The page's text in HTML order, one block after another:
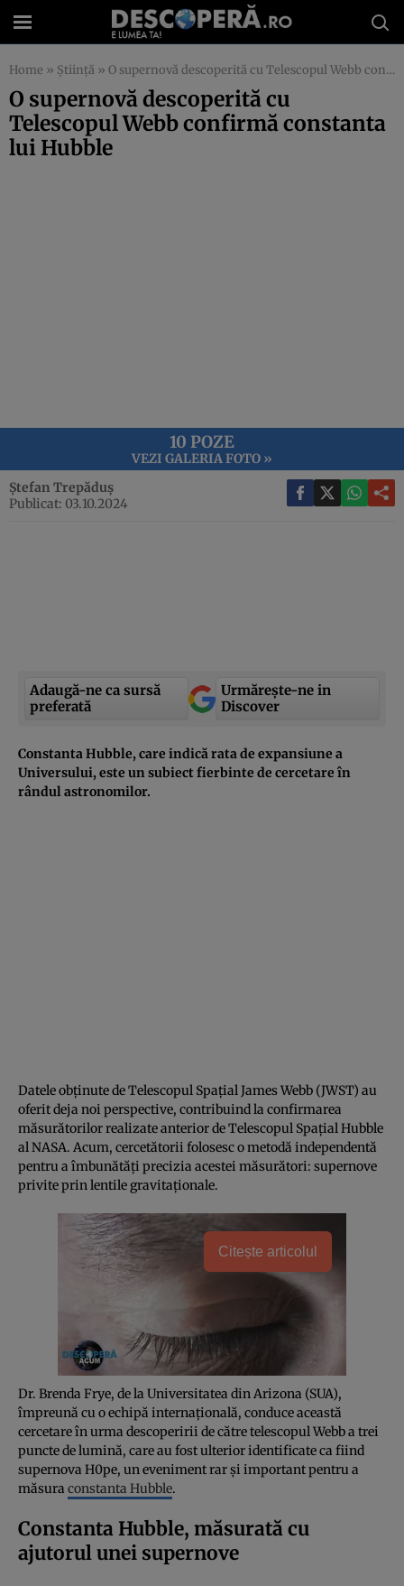
Home » Știință » O supernovă descoperită cu Telescopul Webb confirmă constanta lui Hubble
O supernovă descoperită cu
Telescopul Webb confirmă constanta
lui Hubble
10 POZE
VEZI GALERIA FOTO »
Ștefan Trepăduș
Publicat: 03.10.2024
Adaugă-ne ca sursă
preferată
Urmărește-ne in
Discover
Constanta Hubble, care indică rata de expansiune a
Universului, este un subiect fierbinte de cercetare în
rândul astronomilor.
Datele obținute de Telescopul Spațial James Webb (JWST) au
oferit deja noi perspective, contribuind la confirmarea
măsurătorilor realizate anterior de Telescopul Spațial Hubble
al NASA. Acum, cercetătorii folosesc o metodă independentă
pentru a îmbunătăți precizia acestei măsurători: supernove
privite prin lentile gravitaționale.
Citește articolul
Dr. Brenda Frye, de la Universitatea din Arizona (SUA),
împreună cu o echipă internațională, conduce această
cercetare în urma descoperirii de către telescopul Webb a trei
puncte de lumină, care au fost ulterior identificate ca fiind
supernova H0pe, un eveniment rar și important pentru a
măsura constanta Hubble.
Constanta Hubble, măsurată cu
ajutorul unei supernove